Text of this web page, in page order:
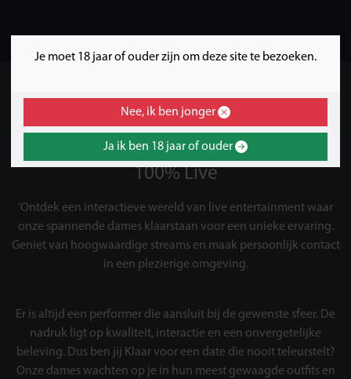
ONZE PARTNERS
TopCammers.nl: Spannende dames,
100% Live
'Ontdek een interactieve wereld van live entertainment waar
onze spannende dames klaarstaan voor een unieke ervaring.
Geniet van hoogwaardige streams en maak persoonlijk contact
in een plezierige omgeving.
Er is altijd een performer die aansluit bij de gewenste sfeer. De
nadruk ligt op kwaliteit, interactie en een onvergetelijke
beleving. Dus ben jij Klaar voor een date die nooit teleurstelt?
Onze dames wachten op je in hun meest gewaagde outfits en
Je moet 18 jaar of ouder zijn om deze site te bezoeken.
Nee, ik ben jonger
Ja ik ben 18 jaar of ouder